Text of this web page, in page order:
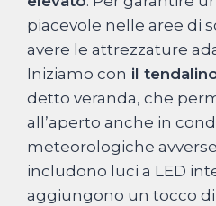
piacevole nelle aree di
avere le attrezzature
Iniziamo con il
detto veranda, che
all’aperto anche in
meteorologiche
includono luci a LED
aggiungono un tocco